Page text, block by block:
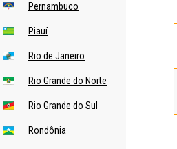
Pernambuco
Piauí
Rio de Janeiro
Rio Grande do Norte
Rio Grande do Sul
Rondônia